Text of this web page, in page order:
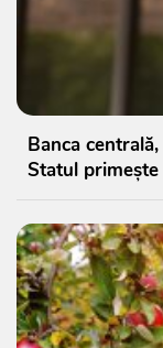
Banca
Statul